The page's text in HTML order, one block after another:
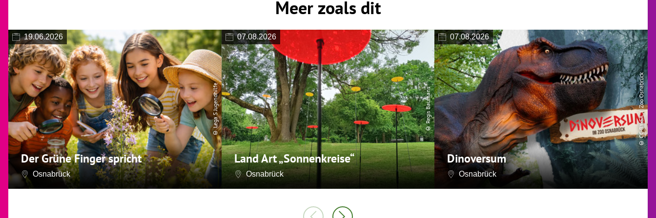
Meer zoals dit
19.06.2026
Der Grüne Finger spricht
Osnabrück
© Lega S Jugendhilfe
07.08.2026
Land Art „Sonnenkreise“
Osnabrück
© Regis Baumans
07.08.2026
Dinoversum
Osnabrück
©
CC-BY-SA
| Zoo Osnabrück